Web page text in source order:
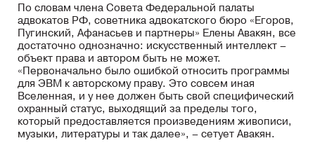
По словам члена Совета Федеральной палаты
адвокатов РФ, советника адвокатского бюро «Егоров,
Пугинский, Афанасьев и партнеры» Елены Авакян, все
достаточно однозначно: искусственный интеллект –
объект права и автором быть не может.
«Первоначально было ошибкой относить программы
для ЭВМ к авторскому праву. Это совсем иная
Вселенная, и у нее должен быть свой специфический
охранный статус, выходящий за пределы того,
который предоставляется произведениям живописи,
музыки, литературы и так далее», – сетует Авакян.